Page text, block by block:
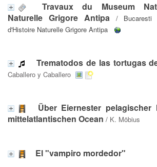
Travaux du Museum
Naturelle Grigore Antipa/ Bucaresti :
d'Histoire Naturelle Grigore Antipa
Trematodos de las tortugas
Caballero y Caballero
Über Eiernester
mittelatlantischen Ocean / K. Möbius
El "vampiro mordedor"